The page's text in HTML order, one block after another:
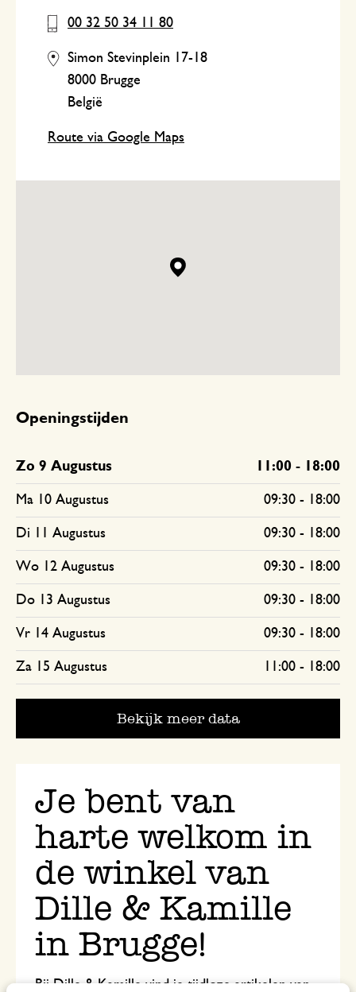
00 32 50 34 11 80
Simon Stevinplein 17-18
8000 Brugge
België
Route via Google Maps
Openingstijden
Zo 9 Augustus 11:00 - 18:00
Ma 10 Augustus 09:30 - 18:00
Di 11 Augustus 09:30 - 18:00
Wo 12 Augustus 09:30 - 18:00
Do 13 Augustus 09:30 - 18:00
Vr 14 Augustus 09:30 - 18:00
Za 15 Augustus 11:00 - 18:00
Bekijk meer data
Je bent van
harte welkom in
de winkel van
Dille & Kamille
in Brugge!
Bij Dille & Kamille vind je tijdloze artikelen van